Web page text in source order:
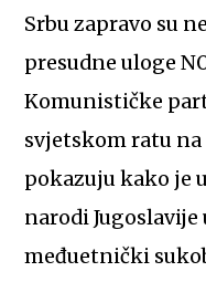
Srbu zapravo su
presudne uloge
Komunističke
svjetskom ratu
pokazuju kako je
narodi
međuetnički